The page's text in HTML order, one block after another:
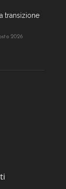
transizione
2026